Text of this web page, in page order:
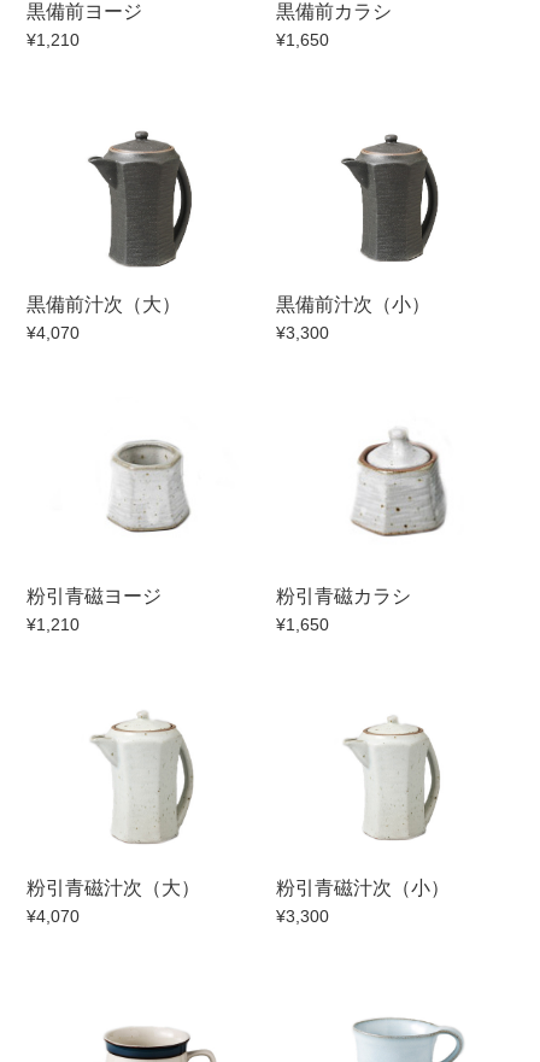
黒備前ヨージ
¥1,210
黒備前カラシ
¥1,650
黒備前汁次（大）
¥4,070
黒備前汁次（小）
¥3,300
粉引青磁ヨージ
¥1,210
粉引青磁カラシ
¥1,650
粉引青磁汁次（大）
¥4,070
粉引青磁汁次（小）
¥3,300